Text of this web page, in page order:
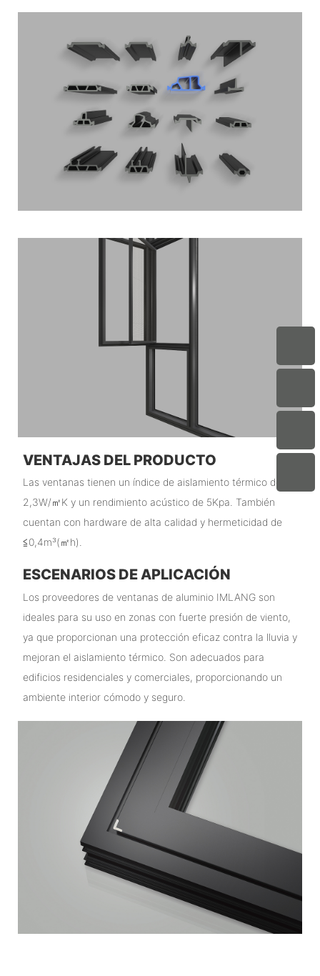
VENTAJAS DEL PRODUCTO
Las ventanas tienen un índice de aislamiento térmico de
2,3W/㎡K y un rendimiento acústico de 5Kpa. También
cuentan con hardware de alta calidad y hermeticidad de
≦0,4m³(㎡h).
ESCENARIOS DE APLICACIÓN
Los proveedores de ventanas de aluminio IMLANG son
ideales para su uso en zonas con fuerte presión de viento,
ya que proporcionan una protección eficaz contra la lluvia y
mejoran el aislamiento térmico. Son adecuados para
edificios residenciales y comerciales, proporcionando un
ambiente interior cómodo y seguro.